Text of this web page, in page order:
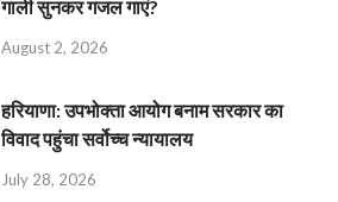
गाली सुनकर गजल गाएं?
August 2, 2026
हरियाणा: उपभोक्ता आयोग बनाम सरकार का
विवाद पहुंचा सर्वोच्च न्यायालय
July 28, 2026